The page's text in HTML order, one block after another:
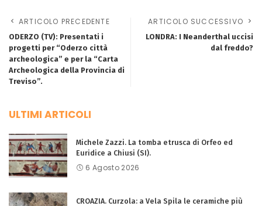
ARTICOLO PRECEDENTE
ODERZO (TV): Presentati i
progetti per “Oderzo città
archeologica” e per la “Carta
Archeologica della Provincia di
Treviso”.
ARTICOLO SUCCESSIVO
LONDRA: I Neanderthal uccisi
dal freddo?
ULTIMI ARTICOLI
Michele Zazzi. La tomba etrusca di Orfeo ed
Euridice a Chiusi (SI).
6 Agosto 2026
CROAZIA. Curzola: a Vela Spila le ceramiche più